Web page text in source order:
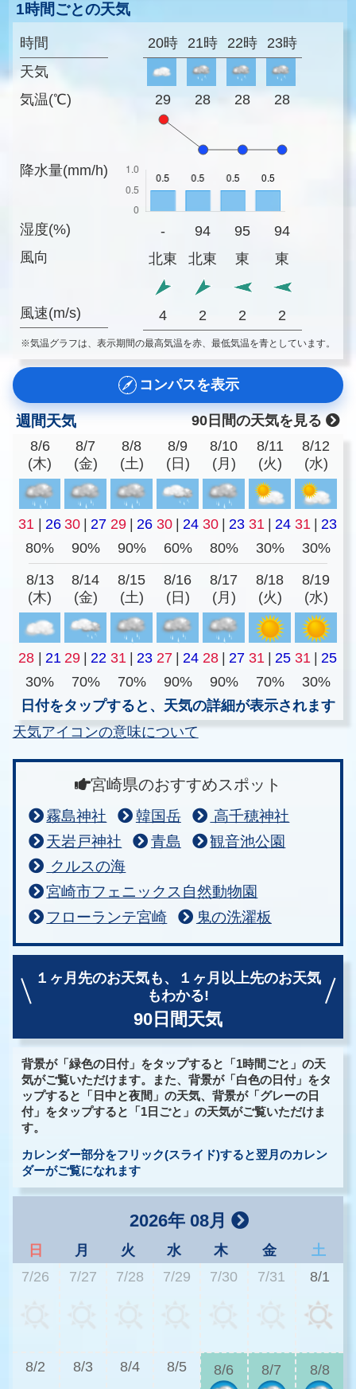
1時間ごとの天気
時間
天気
気温(℃)
降水量(mm/h)
湿度(%)
風向
風速(m/s)
20時 21時 22時 23時
29 28 28 28
- 94 95
94
北東
北東 東 東
4 2 2 2
※気温グラフは、表示期間の最高気温を赤、最低気温を青としています。
コンパスを表示
週間天気
90日間の天気を見る
8/6
(木)
8/7
(金)
8/8
(土)
8/9
(日)
8/10
(月)
8/11
(火)
8/12
(水)
31 | 26 30 | 27 29 | 26 30 | 24 30 | 23 31 | 24 31 | 23
80%
90% 90% 60% 80% 30% 30%
8/13
(木)
8/14
(金)
8/15
(土)
8/16
(日)
8/17
(月)
8/18
(火)
8/19
(水)
28 | 21 29 | 22 31 | 23 27 | 24 28 | 27 31 | 25 31 | 25
30%
70% 70% 90% 90% 70%
30%
日付をタップすると、天気の詳細が表示されます
天気アイコンの意味について
宮崎県のおすすめスポット
霧島神社 韓国岳
高千穂神社
天岩戸神社
青島
観音池公園
クルスの海
宮崎市フェニックス自然動物園
フローランテ宮崎
鬼の洗濯板
１ヶ月先のお天気も、
１ヶ月以上先のお天気
もわかる!
90日間天気
背景が「緑色の日付」をタップすると「1時間ごと」の天
気がご覧いただけます。また、背景が「白色の日付」をタ
ップすると「日中と夜間」の天気、背景が「グレーの日
付」をタップすると「1日ごと」の天気がご覧いただけま
す。
カレンダー部分をフリック(スライド)すると翌月のカレン
ダーがご覧になれます
2026年 08月
日 月 火 水 木 金
土
7/26
7/27 7/28 7/29 7/30 7/31 8/1
8/2 8/3 8/4 8/5 8/6 8/7 8/8